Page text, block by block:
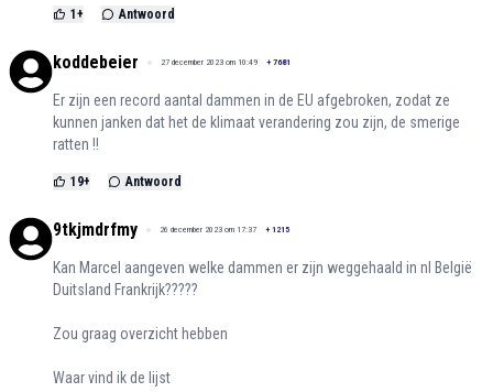
1 + Antwoord
koddebeier 27 december 2023 om 10:49 + 7681
Er zijn een record aantal dammen in de EU afgebroken, zodat ze
kunnen janken dat het de klimaat verandering zou zijn, de smerige
ratten !!
19+ Antwoord
9tkjmdrfmy 26 december 2023 om 17:37 + 1215
Kan Marcel aangeven welke dammen er zijn weggehaald in nl België
Duitsland Frankrijk?????
Zou graag overzicht hebben
Waar vind ik de lijst